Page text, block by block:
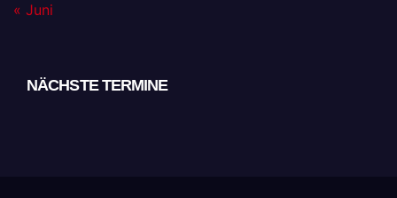
« Juni
NÄCHSTE TERMINE